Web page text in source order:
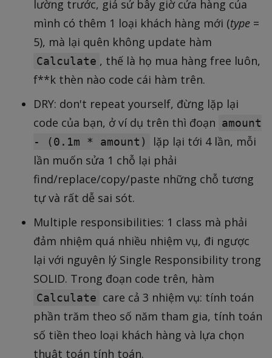
lường trước, giả sử bây giờ cửa hàng của
mình có thêm 1 loại khách hàng mới (type =
5), mà lại quên không update hàm
Calculate , thế là họ mua hàng free luôn,
f**k thèn nào code cái hàm trên.
DRY: don't repeat yourself, đừng lặp lại
code của bạn, ở ví dụ trên thì đoạn amount
- (0.1m * amount)
lặp lại tới 4 lần, mỗi
lần muốn sửa 1 chỗ lại phải
find/replace/copy/paste những chỗ tương
tự và rất dễ sai sót.
Multiple responsibilities: 1 class mà phải
đảm nhiệm quá nhiều nhiệm vụ, đi ngược
lại với nguyên lý Single Responsibility trong
SOLID. Trong đoạn code trên, hàm
Calculate care cả 3 nhiệm vụ: tính toán
phần trăm theo số năm tham gia, tính toán
số tiền theo loại khách hàng và lựa chọn
thuật toán tính toán.